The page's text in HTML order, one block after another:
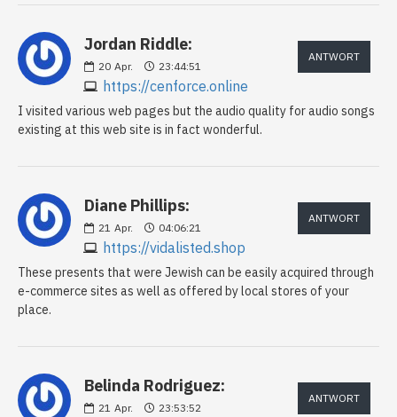
Jordan Riddle:
20 Apr. 23:44:51
https://cenforce.online
ANTWORT
I visited various web pages but the audio quality for audio songs
existing at this web site is in fact wonderful.
Diane Phillips:
21 Apr. 04:06:21
https://vidalisted.shop
ANTWORT
These presents that were Jewish can be easily acquired through
e-commerce sites as well as offered by local stores of your
place.
Belinda Rodriguez:
21 Apr. 23:53:52
ANTWORT